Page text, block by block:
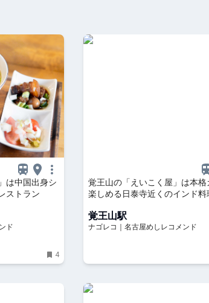
は中国出身シ
ストラン
ド
4
覚王山の「えいこく屋」は本格
楽しめる日泰寺近くのインド料
覚王山駅
ナゴレコ｜名古屋めしレコメンド